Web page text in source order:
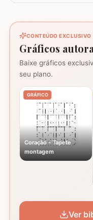
CONTEÚDO EXCLUSIVO
Gráficos
Baixe gráficos
seu plano.
GRÁFICO
Coração - Tapete
montagem
Ver